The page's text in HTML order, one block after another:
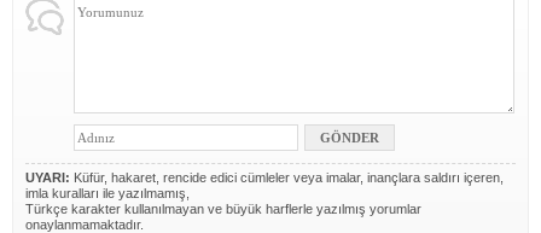
UYARI: Küfür, hakaret, rencide edici cümleler veya imalar, inançlara saldırı içeren,
imla kuralları ile yazılmamış,
Türkçe karakter kullanılmayan ve büyük harflerle yazılmış yorumlar
onaylanmamaktadır.